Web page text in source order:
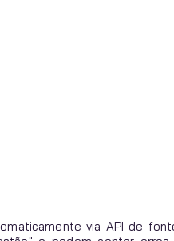
via API de